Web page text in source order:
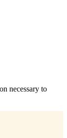
necessary to